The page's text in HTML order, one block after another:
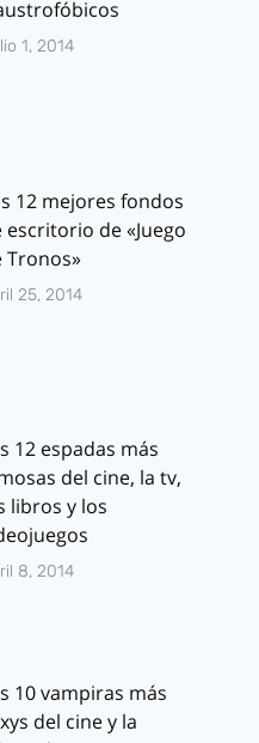
1, 2014
12 mejores fondos
escritorio de «Juego
Tronos»
25, 2014
12 espadas más
del cine, la tv,
libros y los
8, 2014
10 vampiras más
del cine y la